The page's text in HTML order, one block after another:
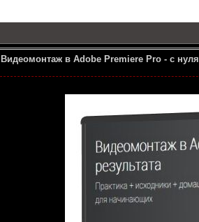
Видеомонтаж в Adobe Premiere Pro - с нуля